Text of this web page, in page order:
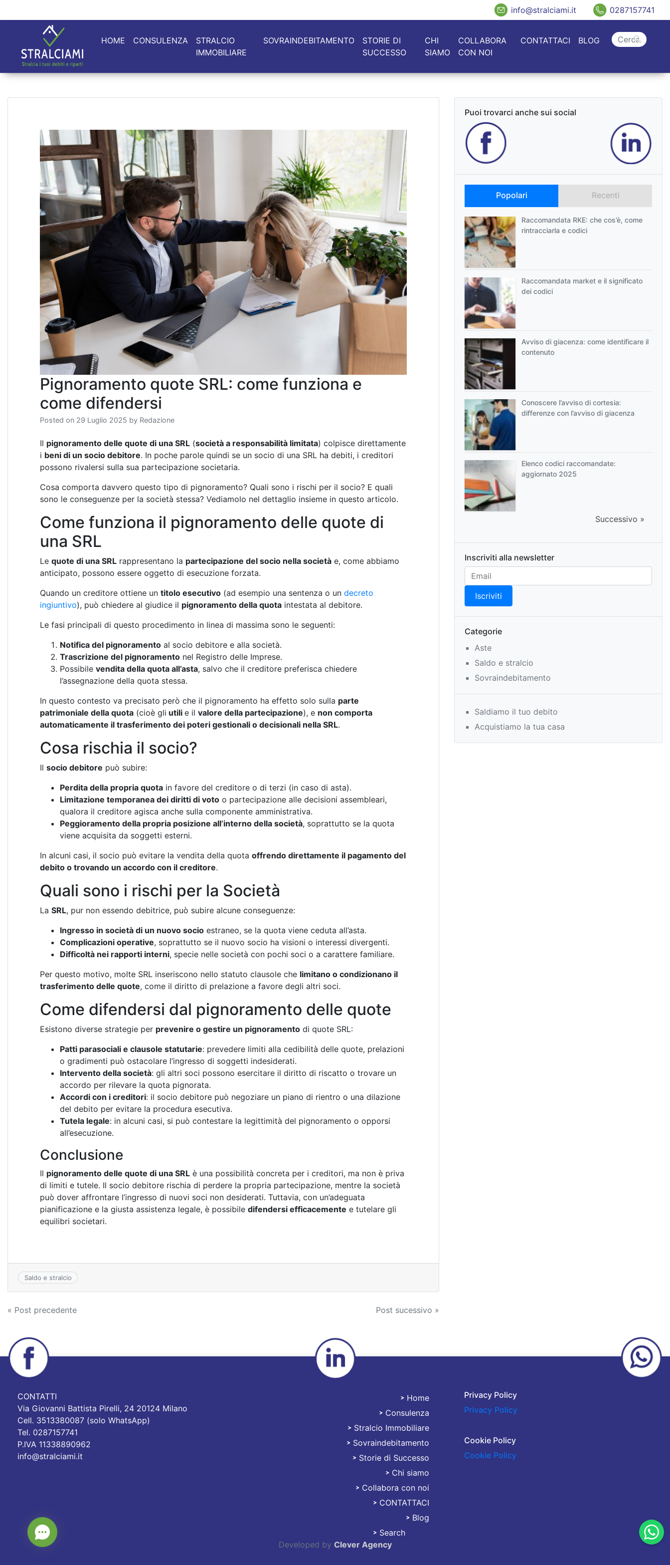
info@stralciami.it 0287157741
HOME CONSULENZA
STRALCIO
IMMOBILIARE
SOVRAINDEBITAMENTO
STORIE DI
SUCCESSO
CHI
SIAMO
COLLABORA
CON NOI
CONTATTACI BLOG
Pignoramento quote SRL: come funziona e
come difendersi
Posted on 29 Luglio 2025 by Redazione
Il pignoramento delle quote di una SRL (società a responsabilità limitata) colpisce direttamente
i beni di un socio debitore. In poche parole quindi se un socio di una SRL ha debiti, i creditori
possono rivalersi sulla sua partecipazione societaria.
Cosa comporta davvero questo tipo di pignoramento? Quali sono i rischi per il socio? E quali
sono le conseguenze per la società stessa? Vediamolo nel dettaglio insieme in questo articolo.
Come funziona il pignoramento delle quote di
una SRL
Le quote di una SRL rappresentano la partecipazione del socio nella società e, come abbiamo
anticipato, possono essere oggetto di esecuzione forzata.
Quando un creditore ottiene un titolo esecutivo (ad esempio una sentenza o un decreto
ingiuntivo), può chiedere al giudice il pignoramento della quota intestata al debitore.
Le fasi principali di questo procedimento in linea di massima sono le seguenti:
Notifica del pignoramento al socio debitore e alla società.
Trascrizione del pignoramento nel Registro delle Imprese.
Possibile vendita della quota all’asta, salvo che il creditore preferisca chiedere
l’assegnazione della quota stessa.
In questo contesto va precisato però che il pignoramento ha effetto solo sulla parte
patrimoniale della quota (cioè gli utili e il valore della partecipazione), e non comporta
automaticamente il trasferimento dei poteri gestionali o decisionali nella SRL.
Cosa rischia il socio?
Il socio debitore può subire:
Perdita della propria quota in favore del creditore o di terzi (in caso di asta).
Limitazione temporanea dei diritti di voto o partecipazione alle decisioni assembleari,
qualora il creditore agisca anche sulla componente amministrativa.
Peggioramento della propria posizione all’interno della società, soprattutto se la quota
viene acquisita da soggetti esterni.
In alcuni casi, il socio può evitare la vendita della quota offrendo direttamente il pagamento del
debito o trovando un accordo con il creditore.
Quali sono i rischi per la Società
La SRL, pur non essendo debitrice, può subire alcune conseguenze:
Ingresso in società di un nuovo socio estraneo, se la quota viene ceduta all’asta.
Complicazioni operative, soprattutto se il nuovo socio ha visioni o interessi divergenti.
Difficoltà nei rapporti interni, specie nelle società con pochi soci o a carattere familiare.
Per questo motivo, molte SRL inseriscono nello statuto clausole che limitano o condizionano il
trasferimento delle quote, come il diritto di prelazione a favore degli altri soci.
Come difendersi dal pignoramento delle quote
Esistono diverse strategie per prevenire o gestire un pignoramento di quote SRL:
Patti parasociali e clausole statutarie: prevedere limiti alla cedibilità delle quote, prelazioni
o gradimenti può ostacolare l’ingresso di soggetti indesiderati.
Intervento della società: gli altri soci possono esercitare il diritto di riscatto o trovare un
accordo per rilevare la quota pignorata.
Accordi con i creditori: il socio debitore può negoziare un piano di rientro o una dilazione
del debito per evitare la procedura esecutiva.
Tutela legale: in alcuni casi, si può contestare la legittimità del pignoramento o opporsi
all’esecuzione.
Conclusione
Il pignoramento delle quote di una SRL è una possibilità concreta per i creditori, ma non è priva
di limiti e tutele. Il socio debitore rischia di perdere la propria partecipazione, mentre la società
può dover affrontare l’ingresso di nuovi soci non desiderati. Tuttavia, con un’adeguata
pianificazione e la giusta assistenza legale, è possibile difendersi efficacemente e tutelare gli
equilibri societari.
Saldo e stralcio
Navigazione
articoli
« Post precedente Post sucessivo »
Puoi trovarci anche sui social
Popolari Recenti
Raccomandata RKE: che cos’è, come
rintracciarla e codici
Raccomandata market e il significato
dei codici
Avviso di giacenza: come identificare il
contenuto
Conoscere l’avviso di cortesia:
differenze con l’avviso di giacenza
Elenco codici raccomandate:
aggiornato 2025
Successivo »
Inscriviti alla newsletter
Categorie
Aste
Saldo e stralcio
Sovraindebitamento
Saldiamo il tuo debito
Acquistiamo la tua casa
CONTATTI
Via Giovanni Battista Pirelli, 24 20124 Milano
Cell. 3513380087 (solo WhatsApp)
Tel. 0287157741
P.IVA 11338890962
info@stralciami.it
Home
Consulenza
Stralcio Immobiliare
Sovraindebitamento
Storie di Successo
Chi siamo
Collabora con noi
CONTATTACI
Blog
Search
Privacy Policy
Privacy Policy
Cookie Policy
Cookie Policy
Developed by Clever Agency